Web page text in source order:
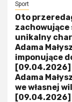
Sport
Oto
zachowujące
unikalny
Adama
imponujące
[09.04.2026]
Adama
we własnej
[09.04.2026]